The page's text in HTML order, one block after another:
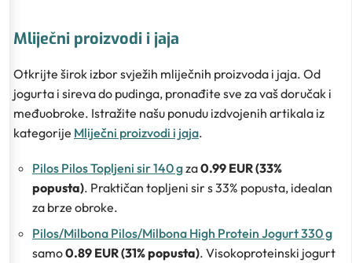
Mliječni proizvodi i jaja
Otkrijte širok izbor svježih mliječnih proizvoda i jaja. Od
jogurta i sireva do pudinga, pronađite sve za vaš doručak i
međuobroke. Istražite našu ponudu izdvojenih artikala iz
kategorije Mliječni proizvodi i jaja.
Pilos Pilos Topljeni sir 140 gza0.99 EUR (33%
popusta). Praktičan topljeni sir s 33% popusta, idealan
za brze obroke.
Pilos/Milbona Pilos/Milbona High Protein Jogurt 330 g
samo0.89 EUR (31% popusta). Visokoproteinski jogurt